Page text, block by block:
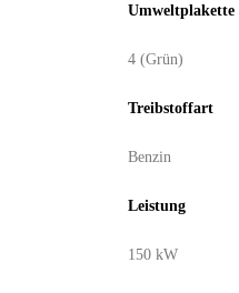
Umweltplakette
4 (Grün)
Treibstoffart
Benzin
Leistung
150 kW